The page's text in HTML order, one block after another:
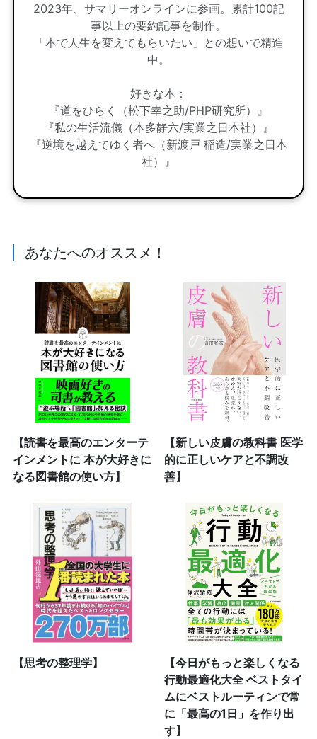
2023年、サマリーオンラインに参画。累計100記
事以上の要約記事を制作。
「本で人生を変えてもらいたい」との想いで精進
中。
好きな本：
『道をひらく（松下幸之助/PHP研究所）』
『私の生活流儀（本多静六/実業之日本社）』
『逆境を越えてゆく者へ（新渡戸 稲造/実業之日本
社）』
あなたへのオススメ！
【読書を最高のエンターテ
インメントに 本が大好きに
なる図書館の使い方】
【新しい皮膚の教科書 医学
的に正しいケアと不調改
善】
【思考の整理学】
【今日がもっと楽しくなる
行動最適化大全 ベストタイ
ムにベストルーティンで常
に「最高の1日」を作り出
す】